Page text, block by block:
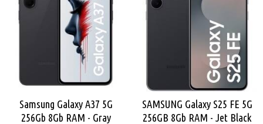
Samsung Galaxy A37 5G
256Gb 8Gb RAM - Gray
SAMSUNG Galaxy S25 FE 5G
256GB 8Gb RAM - Jet Black